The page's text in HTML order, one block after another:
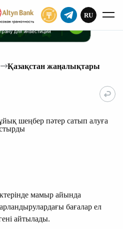
ЖАЗЫЛУ
RU
Қазақстан жаңалықтары
шеңбер пәтер сатып алуға
мамыр айында
бағалар ел
айтылады.